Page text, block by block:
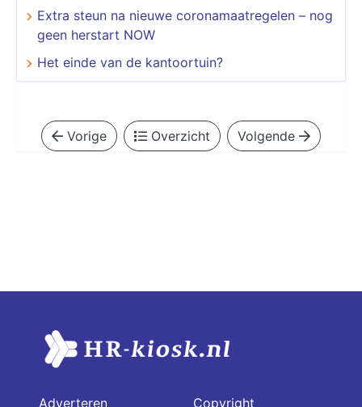
Extra steun na nieuwe coronamaatregelen – nog
geen herstart NOW
Het einde van de kantoortuin?
Vorige Overzicht Volgende
Adverteren Copyright